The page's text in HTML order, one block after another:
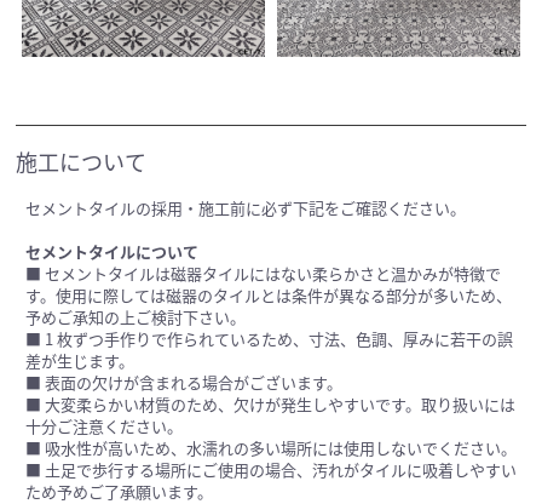
施工について
セメントタイルの採用・施工前に必ず下記をご確認ください。
セメントタイルについて
■ セメントタイルは磁器タイルにはない柔らかさと温かみが特徴で
す。使用に際しては磁器のタイルとは条件が異なる部分が多いため、
予めご承知の上ご検討下さい。
■ 1 枚ずつ手作りで作られているため、寸法、色調、厚みに若干の誤
差が生じます。
■ 表面の欠けが含まれる場合がございます。
■ 大変柔らかい材質のため、欠けが発生しやすいです。取り扱いには
十分ご注意ください。
■ 吸水性が高いため、水濡れの多い場所には使用しないでください。
■ 土足で歩行する場所にご使用の場合、汚れがタイルに吸着しやすい
ため予めご了承願います。